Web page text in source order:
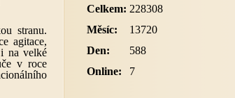
stranu.
agitace,
na velké
v roce
Online: 7
Celkem: 228308
Měsíc:
13720
Den:
588